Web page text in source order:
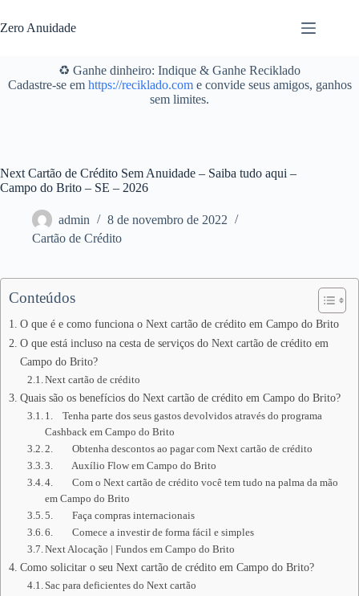
para
o
Zero Anuidade
♻️ Ganhe dinheiro: Indique & Ganhe Reciklado
Cadastre-se em https://reciklado.come convide seus amigos, ganhos
sem limites.
Next Cartão de Crédito Sem Anuidade – Saiba tudo aqui –
Campo do Brito – SE – 2026
admin
8 de novembro de 2022
Cartão de Crédito
Conteúdos
O que é e como funciona o Next cartão de crédito em Campo do Brito
O que está incluso na cesta de serviços do Next cartão de crédito em
Campo do Brito?
Next cartão de crédito
Quais são os benefícios do Next cartão de crédito em Campo do Brito?
1. Tenha parte dos seus gastos devolvidos através do programa
Cashback em Campo do Brito
2. Obtenha descontos ao pagar com Next cartão de crédito
3. Auxílio Flow em Campo do Brito
4. Com o Next cartão de crédito você tem tudo na palma da mão
em Campo do Brito
5. Faça compras internacionais
6. Comece a investir de forma fácil e simples
Next Alocação | Fundos em Campo do Brito
Como solicitar o seu Next cartão de crédito em Campo do Brito?
Sac para deficientes do Next cartão